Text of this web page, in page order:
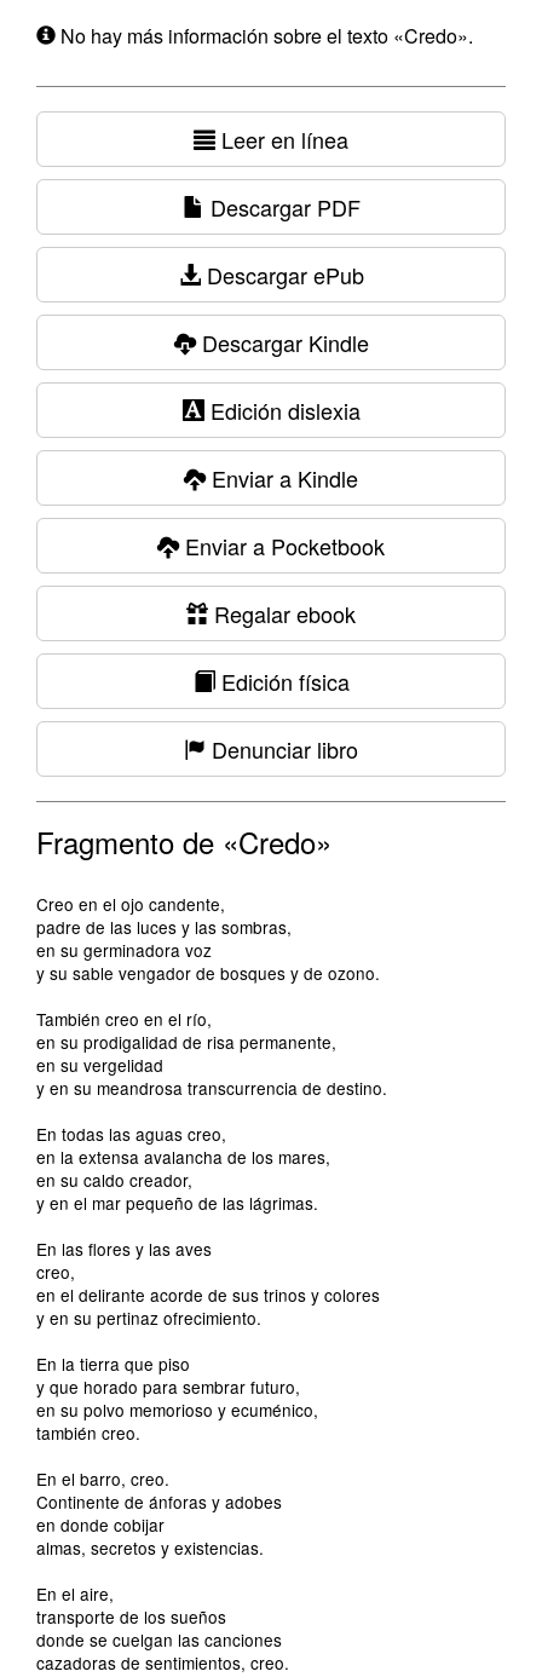
No hay más información sobre el texto «Credo».
Leer en línea
Descargar PDF
Descargar ePub
Descargar Kindle
Edición dislexia
Enviar a Kindle
Enviar a Pocketbook
Regalar ebook
Edición física
Denunciar libro
Fragmento de «Credo»
Creo en el ojo candente,
padre de las luces y las sombras,
en su germinadora voz
y su sable vengador de bosques y de ozono.
También creo en el río,
en su prodigalidad de risa permanente,
en su vergelidad
y en su meandrosa transcurrencia de destino.
En todas las aguas creo,
en la extensa avalancha de los mares,
en su caldo creador,
y en el mar pequeño de las lágrimas.
En las flores y las aves
creo,
en el delirante acorde de sus trinos y colores
y en su pertinaz ofrecimiento.
En la tierra que piso
y que horado para sembrar futuro,
en su polvo memorioso y ecuménico,
también creo.
En el barro, creo.
Continente de ánforas y adobes
en donde cobijar
almas, secretos y existencias.
En el aire,
transporte de los sueños
donde se cuelgan las canciones
cazadoras de sentimientos, creo.